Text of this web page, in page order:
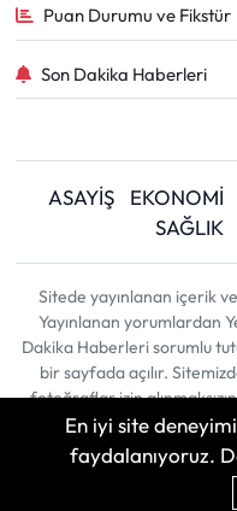
Puan Durumu ve Fikstür
Son Dakika Haberleri
ASAYİŞ EKONOMİ
SAĞLIK
Sitede yayınlanan içerik
Yayınlanan yorumlardan
Dakika Haberleri sorumlu
bir sayfada açılır.
fotoğraflar izin
ortamda
|
En iyi site
faydalanıyoruz.